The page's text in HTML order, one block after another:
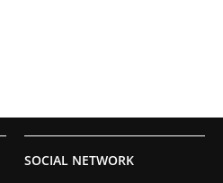
SOCIAL NETWORK